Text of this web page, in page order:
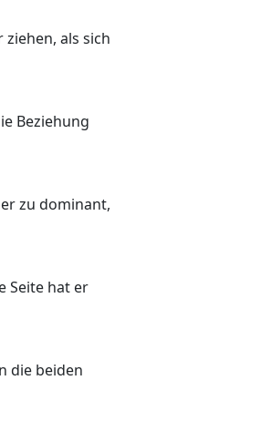
als sich
Beziehung
zu dominant,
Seite hat er
die beiden